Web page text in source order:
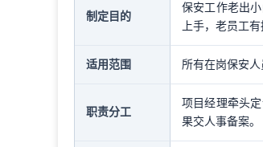
制定目的
保安工作老出
上手，老员工
适用范围 所有在岗保安
职责分工
项目经理牵头
果交人事备案。